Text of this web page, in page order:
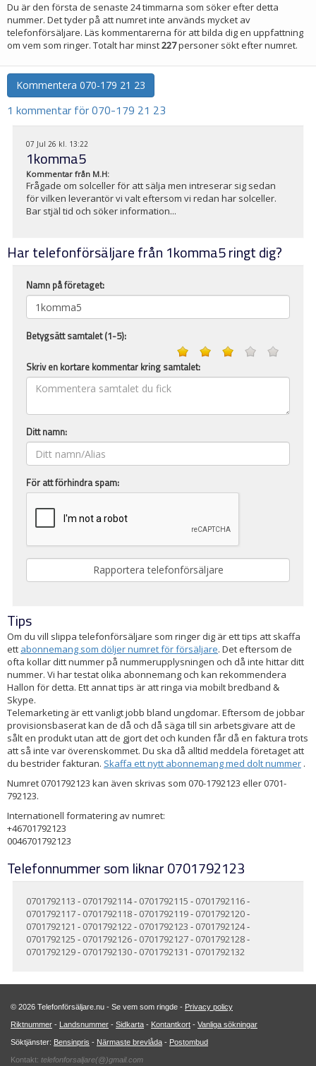
Du är den första de senaste 24 timmarna som söker efter detta
nummer. Det tyder på att numret inte används mycket av
telefonförsäljare. Läs kommentarerna för att bilda dig en uppfattning
om vem som ringer. Totalt har minst227personer sökt efter numret.
Kommentera 070-179 21 23
1 kommentar för 070-179 21 23
07 Jul 26 kl. 13:22
1komma5
Kommentar från M.H:
Frågade om solceller för att sälja men intreserar sig sedan
för vilken leverantör vi valt eftersom vi redan har solceller.
Bar stjäl tid och söker information...
Har telefonförsäljare från 1komma5 ringt dig?
Namn på företaget:
Betygsätt samtalet (1-5):
Skriv en kortare kommentar kring samtalet:
Ditt namn:
För att förhindra spam:
Tips
Om du vill slippa telefonförsäljare som ringer dig är ett tips att skaffa
ett abonnemang som döljer numret för försäljare. Det eftersom de
ofta kollar ditt nummer på nummerupplysningen och då inte hittar ditt
nummer. Vi har testat olika abonnemang och kan rekommendera
Hallon för detta. Ett annat tips är att ringa via mobilt bredband &
Skype.
Telemarketing är ett vanligt jobb bland ungdomar. Eftersom de jobbar
provisionsbaserat kan de då och då säga till sin arbetsgivare att de
sålt en produkt utan att de gjort det och kunden får då en faktura trots
att så inte var överenskommet. Du ska då alltid meddela företaget att
du bestrider fakturan. Skaffa ett nytt abonnemang med dolt nummer .
Numret 0701792123 kan även skrivas som 070-1792123 eller 0701-
792123.
Internationell formatering av numret:
+46701792123
0046701792123
Telefonnummer som liknar 0701792123
0701792113 - 0701792114- 0701792115 - 0701792116-
0701792117- 0701792118- 0701792119- 0701792120-
0701792121 - 0701792122- 0701792123 - 0701792124-
0701792125 - 0701792126- 0701792127- 0701792128-
0701792129- 0701792130- 0701792131 - 0701792132
© 2026 Telefonförsäljare.nu - Se vem som ringde - Privacy policy
Riktnummer - Landsnummer - Sidkarta - Kontantkort - Vanliga sökningar
Söktjänster: Bensinpris - Närmaste brevlåda - Postombud
Kontakt: telefonforsaljare(@)gmail.com